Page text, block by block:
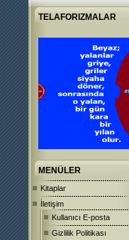
TELAFORIZMALAR
MENÜLER
Kitaplar
İletişim
Kullanıcı E-posta
Gizlilik Politikası